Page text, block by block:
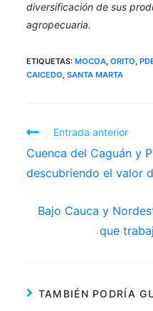
diversificación de sus
agropecuaria.
ETIQUETAS:MOCOA, ORITO,
CAICEDO, SANTA MARTA
Entrada anterior
Cuenca del Caguán y
descubriendo el valor
Bajo Cauca y
que
TAMBIÉN PODRÍA